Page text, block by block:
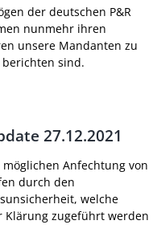
der deutschen P&R
nunmehr ihren
unsere Mandanten zu
sind.
27.12.2021
Anfechtung von
durch den
welche
Klärung zugeführt werden